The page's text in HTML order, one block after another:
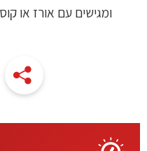
ומגישים עם אורז או